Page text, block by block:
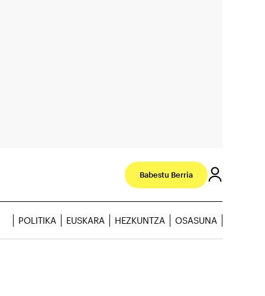
Babestu Berria
POLITIKA EUSKARA HEZKUNTZA OSASUNA